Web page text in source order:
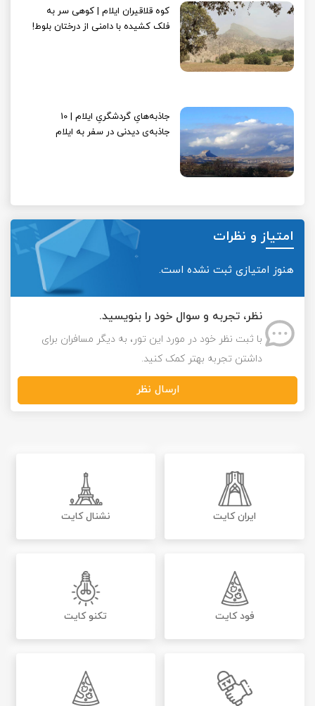
کوه قلاقیران ایلام | کوهی سر به
فلک کشیده با دامنی از درختان بلوط!
جاذبه‌هایِ گردشگریِ ایلام | 10
جاذبه‌ی دیدنی در سفر به ایلام
امتیاز و نظرات
هنوز امتیازی ثبت نشده است.
نظر، تجربه و سوال خود را بنویسید.
با ثبت نظر خود در مورد این تور، به دیگر مسافران برای
داشتن تجربه بهتر کمک کنید.
ارسال نظر
ایران کایت نشنال کایت
فود کایت تکنو کایت